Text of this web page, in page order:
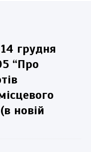
грудня
“Про
новій